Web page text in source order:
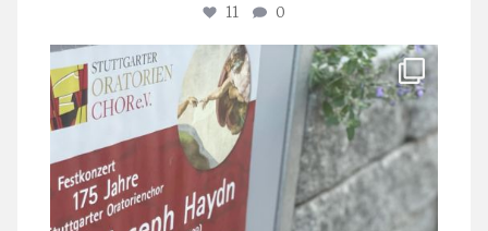
11 0
stuttgarter_oratorienchor
Juli 23